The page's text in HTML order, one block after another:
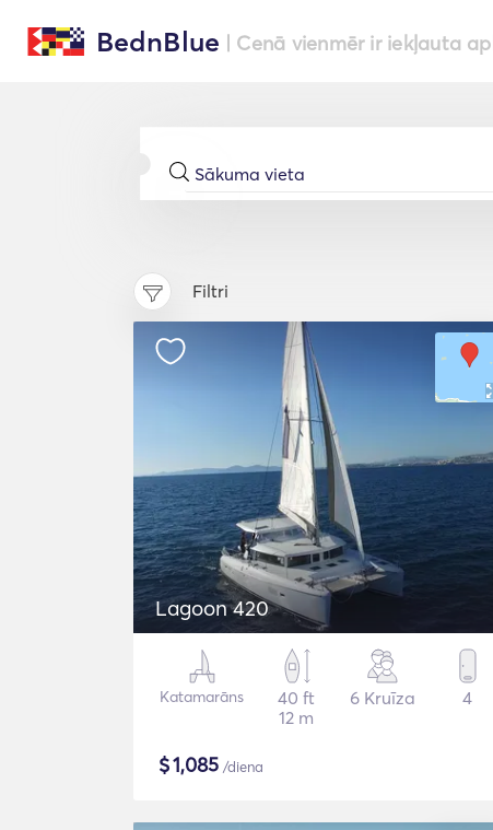
BednBlue | Cenā vienmēr ir iekļauta
Filtri
Lagoon 420
Katamarāns
40 ft
12 m
6 Kruīza 4
$1,085 /diena